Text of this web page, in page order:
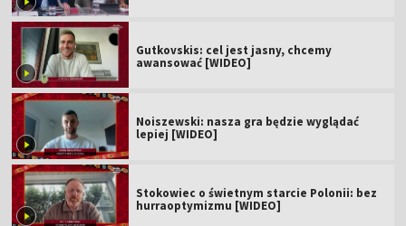
Gutkovskis: cel jest jasny, chcemy
awansować [WIDEO]
Noiszewski: nasza gra będzie wyglądać
lepiej [WIDEO]
Stokowiec o świetnym starcie Polonii: bez
hurraoptymizmu [WIDEO]